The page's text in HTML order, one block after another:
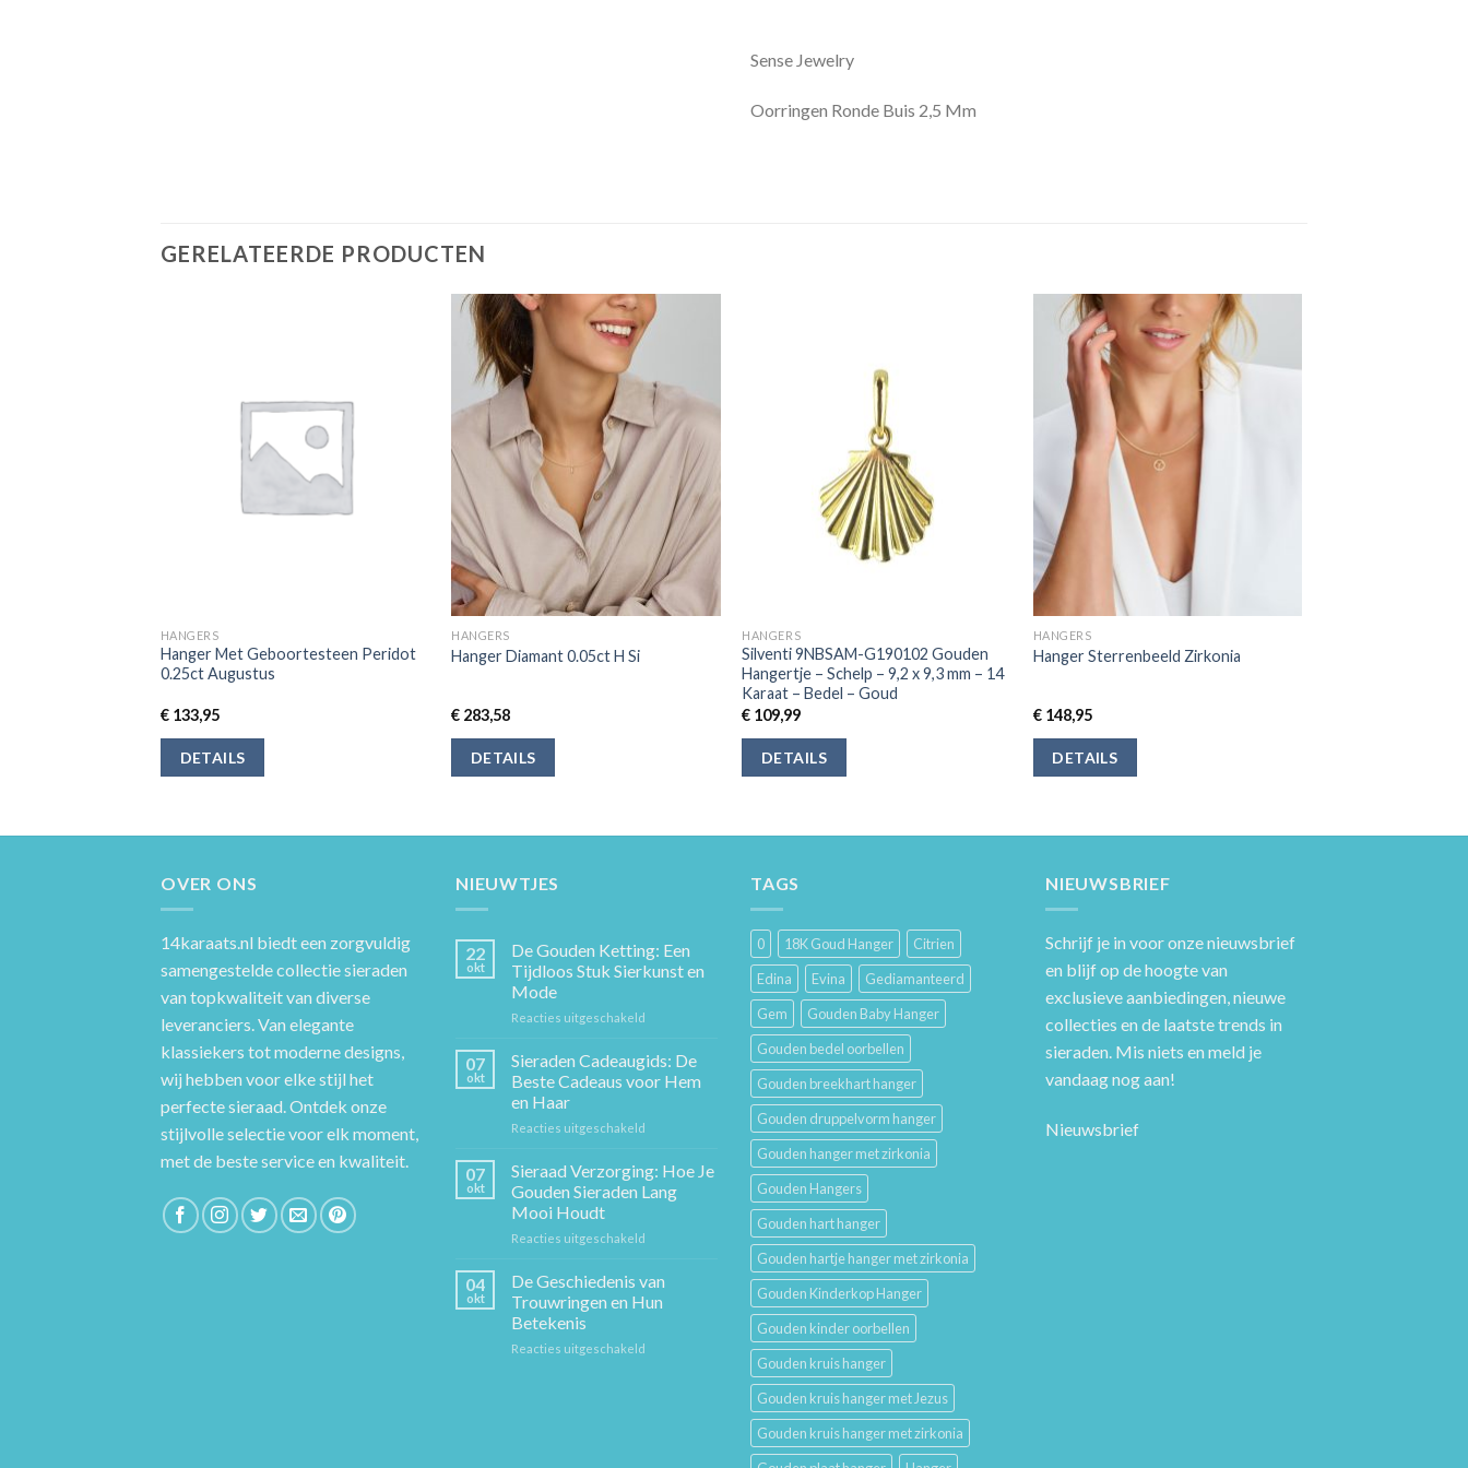
Sense Jewelry
Oorringen Ronde Buis 2,5 Mm
GERELATEERDE PRODUCTEN
HANGERS
Hanger Met Geboortesteen Peridot
0.25ct Augustus
€133,95
DETAILS
HANGERS
Hanger Diamant 0.05ct H Si
€ 283,58
DETAILS
HANGERS
Silventi 9NBSAM-G190102 Gouden
Hangertje – Schelp – 9,2 x 9,3 mm – 14
Karaat – Bedel – Goud
€ 109,99
DETAILS
HANGERS
Hanger Sterrenbeeld Zirkonia
€148,95
DETAILS
OVER ONS
14karaats.nl biedt een zorgvuldig
samengestelde collectie sieraden
van topkwaliteit van diverse
leveranciers. Van elegante
klassiekers tot moderne designs,
wij hebben voor elke stijl het
perfecte sieraad. Ontdek onze
stijlvolle selectie voor elk moment,
met de beste service en kwaliteit.
NIEUWTJES
22
okt
De Gouden Ketting: Een
Tijdloos Stuk Sierkunst en
Mode
Reacties uitgeschakeld
Gouden
Ketting:
Een
Mode
07
okt
Sieraden Cadeaugids: De
Beste Cadeaus voor Hem
en Haar
Reacties uitgeschakeld
Cadeaugids:
De
Beste
07
okt
Sieraad Verzorging: Hoe Je
Gouden Sieraden Lang
Mooi Houdt
Reacties uitgeschakeld
Hoe
Je
04
okt
De Geschiedenis van
Trouwringen en Hun
Betekenis
Reacties uitgeschakeld
TAGS
0 18K Goud Hanger
Citrien
Edina
Evina
Gediamanteerd
Gem
Gouden Baby Hanger
Gouden bedel oorbellen
Gouden breekhart hanger
Gouden druppelvorm hanger
Gouden hanger met zirkonia
Gouden Hangers
Gouden hart hanger
Gouden hartje hanger met zirkonia
Gouden Kinderkop Hanger
Gouden kinder oorbellen
Gouden kruis hanger
Gouden kruis hanger met Jezus
Gouden kruis hanger met zirkonia
NIEUWSBRIEF
Schrijf je in voor onze nieuwsbrief
en blijf op de hoogte van
exclusieve aanbiedingen, nieuwe
collecties en de laatste trends in
sieraden. Mis niets en meld je
vandaag nog aan!
Nieuwsbrief